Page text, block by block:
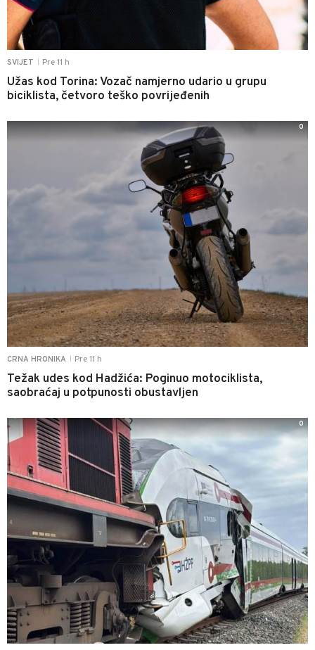
SVIJET Pre 11 h
Užas kod Torina: Vozač namjerno udario u grupu
biciklista, četvoro teško povrijeđenih
CRNA HRONIKA Pre 11 h
Težak udes kod Hadžića: Poginuo motociklista,
saobraćaj u potpunosti obustavljen
0
0